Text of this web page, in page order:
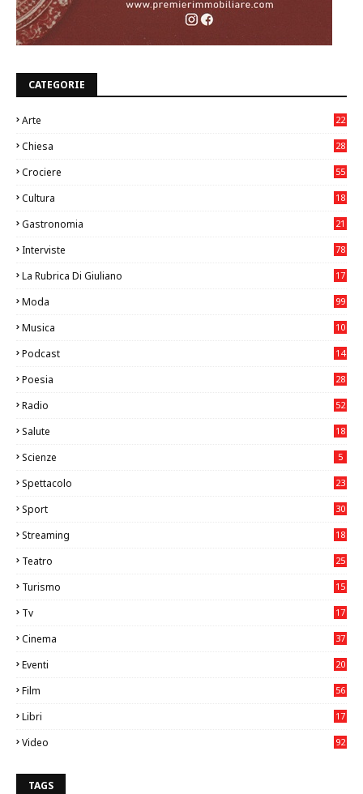
CATEGORIE
Arte
22
Chiesa
28
Crociere 55
Cultura
18
Gastronomia
21
Interviste 78
La Rubrica Di Giuliano
17
Moda 99
Musica
10
Podcast 14
Poesia 28
Radio 52
Salute
18
Scienze 5
Spettacolo 23
Sport
30
Streaming 18
Teatro
25
Turismo
15
Tv
17
Cinema
37
Eventi
20
Film
56
Libri
17
Video
92
TAGS